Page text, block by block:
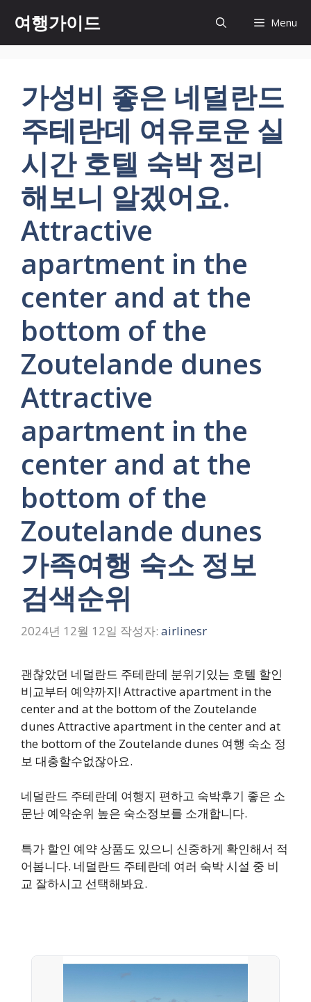
츠
여행가이드 Menu
가성비 좋은 네덜란드
주테란데 여유로운 실
시간 호텔 숙박 정리
해보니 알겠어요.
Attractive
apartment in the
center and at the
bottom of the
Zoutelande dunes
Attractive
apartment in the
center and at the
bottom of the
Zoutelande dunes
가족여행 숙소 정보
검색순위
2024년 12월 12일 작성자: airlinesr
괜찮았던 네덜란드 주테란데 분위기있는 호텔 할인
비교부터 예약까지! Attractive apartment in the
center and at the bottom of the Zoutelande
dunes Attractive apartment in the center and at
the bottom of the Zoutelande dunes 여행 숙소 정
보 대충할수없잖아요.
네덜란드 주테란데 여행지 편하고 숙박후기 좋은 소
문난 예약순위 높은 숙소정보를 소개합니다.
특가 할인 예약 상품도 있으니 신중하게 확인해서 적
어봅니다. 네덜란드 주테란데 여러 숙박 시설 중 비
교 잘하시고 선택해봐요.